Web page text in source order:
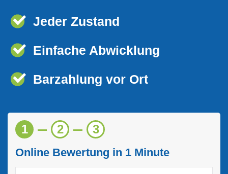
Jeder Zustand
Einfache Abwicklung
Barzahlung vor Ort
1 2 3
Online Bewertung in 1 Minute